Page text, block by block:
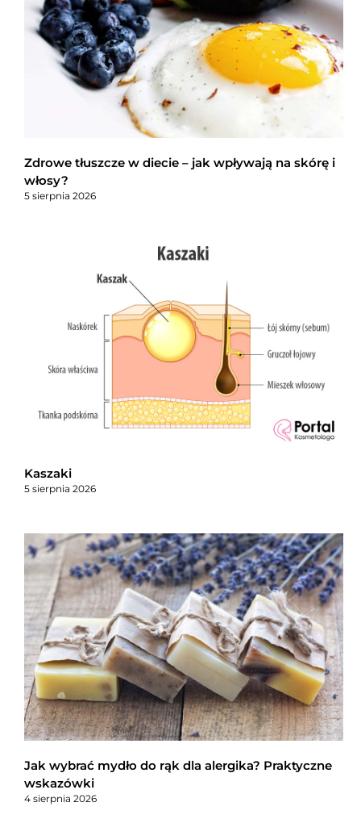
Zdrowe tłuszcze w diecie – jak wpływają na skórę i
włosy?
5 sierpnia 2026
Kaszaki
5 sierpnia 2026
Jak wybrać mydło do rąk dla alergika? Praktyczne
wskazówki
4 sierpnia 2026